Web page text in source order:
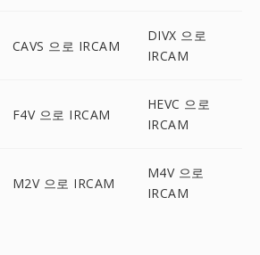
CAVS 으로 IRCAM
DIVX 으로
IRCAM
F4V 으로 IRCAM
HEVC 으로
IRCAM
M2V 으로 IRCAM
M4V 으로
IRCAM